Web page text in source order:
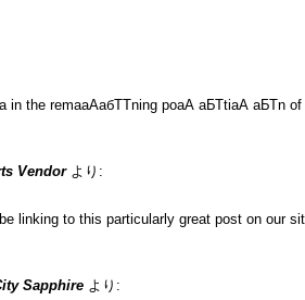
the remaаАабТТning poаА аБТtiаА аБТn
Vendor より:
linking to this particularly great post on our
Sapphire より: